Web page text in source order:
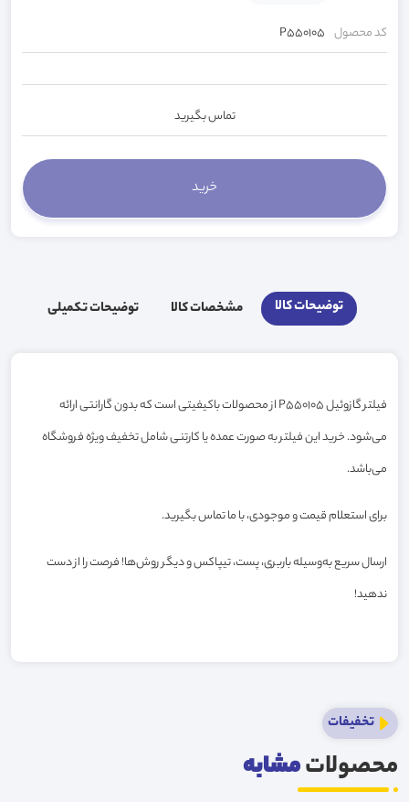
کد محصول P550105
تماس بگیرید
توضیحات کالا مشخصات کالا توضیحات تکمیلی
فیلتر گازوئیل P550105 از محصولات باکیفیتی است که بدون گارانتی ارائه
می‌شود. خرید این فیلتر به صورت عمده یا کارتنی شامل تخفیف ویژه فروشگاه
می‌باشد.
برای استعلام قیمت و موجودی، با ما تماس بگیرید.
ارسال سریع به‌وسیله باربری، پست، تیپاکس و دیگر روش‌ها! فرصت را از دست
ندهید!
تخفیفات
محصولاتمشابه